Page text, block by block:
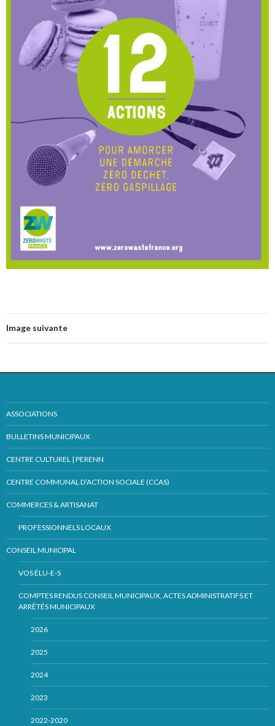
Image suivante
ASSOCIATIONS
BULLETINS MUNICIPAUX
CENTRE CULTUREL | PERENN
CENTRE COMMUNAL D’ACTION SOCIALE (CCAS)
COMMERCES & ARTISANAT
PROFESSIONNELS LOCAUX
CONSEIL MUNICIPAL
VOS ÉLU-E-S
COMPTES RENDUS CONSEIL MUNICIPAUX, ACTES ADMINISTRATIFS ET
ARRÊTÉS MUNICIPAUX
2026
2025
2024
2023
2022-2020